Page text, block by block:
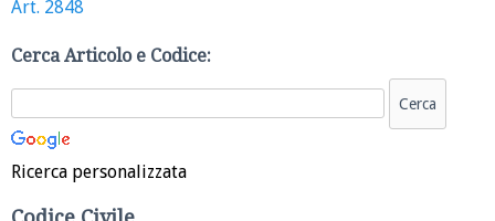
Art. 2848
Cerca Articolo e Codice:
Ricerca personalizzata